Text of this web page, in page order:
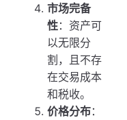
市场完备
性：资产可
以无限分
割，且不存
在交易成本
和税收。
价格分布：